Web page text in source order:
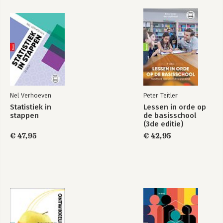
noodzakelijke digitale innovatie te
organiseren, treedt hij op als spreker.
Bekijk alle boeken
1.5.2 Omgaan met disruptieve processen 24
1.5.3 Huidige belemmeringen 27
1.6 Een sleutelrol voor technologie en ICT 29
2 Digitaal wordt leidend 31
2.1 Inleiding 31
2.2 Snelle evolutie van de mogelijkheden van ICT 32
2.2.1 Van een fysieke naar een digitale wereld 32
2.2.2 De steeds hoger schuivende lat van commodity ICT-
diensten 33
2.2.3 Consumentering van ICT 37
2.3 ICT bepalend voor de toekomst van bedrijven 38
2.3.1 ICT als strategisch bedrijfsmiddel 38
2.3.2 Veranderende ICT-projectportfolio 41
2.4.3 ICT 3.0: ICT-functie als strategisch en integraal onderdeel
van de business 48
2.5 De samenwerking tussen business en ICT 53
2.6 Opdracht tot innovatie voor de CIO 3.0 57
Nel Verhoeven
Statistiek in
stappen
€ 47,95
Peter Teitler
Lessen in orde op
de basisschool
(3de editie)
€ 42,95